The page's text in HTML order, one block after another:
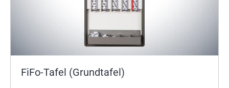
FiFo-Tafel (Grundtafel)